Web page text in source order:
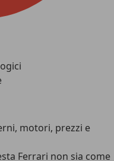
motori, prezzi e
Ferrari non sia come